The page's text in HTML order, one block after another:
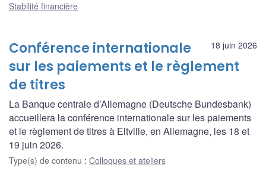
Stabilité financière
18 juin 2026
Conférence internationale
sur les paiements et le règlement
de titres
La Banque centrale d’Allemagne (Deutsche Bundesbank)
accueillera la conférence internationale sur les paiements
et le règlement de titres à Eltville, en Allemagne, les 18 et
19 juin 2026.
Type(s) de contenu : Colloques et ateliers